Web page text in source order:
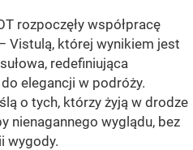
rozpoczęły współpracę
Vistulą, której wynikiem jest
redefiniująca
elegancji w podróży.
o tych, którzy żyją w drodze
nienagannego wyglądu, bez
wygody.